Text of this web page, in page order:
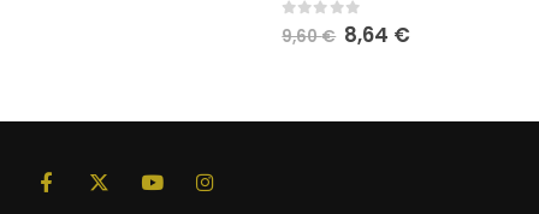
out of 5
9,60€ O
preço
8,64 €